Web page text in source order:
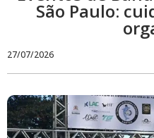
São Paulo:
27/07/2026